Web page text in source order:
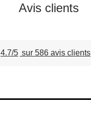
Avis clients
4.7/5 sur 586 avis clients